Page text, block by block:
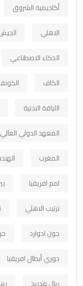
أكاديمية الشروق
الاهلي
الذكاء الاصطناعي
الكاف
اللياقة البدنية
المعهد الدولي
المغرب
امم افريقيا
ترتيب الاهلي
جون ادوارد
دوري أبطال افريقيا